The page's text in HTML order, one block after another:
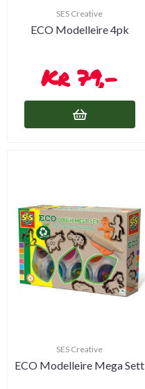
SES Creative
ECO Modelleire 4pk
79,-
SES Creative
ECO Modelleire Mega Sett